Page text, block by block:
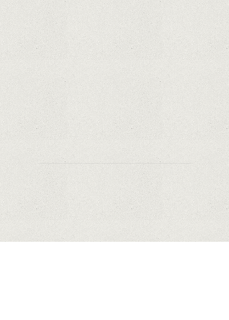
Samsung Galaxy S21 Ultra: cel mai bun telefon
Android de pe piață
Orange a inclus telefoane premium
recondiționate în portofoliul său; Cum sunt
prețurile față de alte platforme similare?